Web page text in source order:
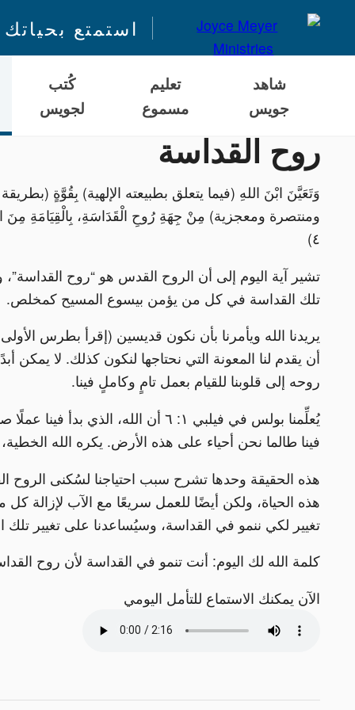
استمتع
شاهد
جويس
تعليم
مسموع
كُتب
لجويس
روح القداسة
وَتَعَيَّنَ ابْنَ اللهِ (فيما يتعلق بطبيعته الإلهية) بِقُوَّةٍ
٤)
تشير آية اليوم إلى أن الروح القدس هو “روح
تلك القداسة في كل من يؤمن بيسوع المسيح كمخلص.
أن يقدم لنا المعونة التي نحتاجها لنكون كذلك. لا
روحه إلى قلوبنا للقيام بعمل تامٍ وكاملٍ فينا.
يُعلِّمنا بولس في فيلبي ١: ٦ أن
فينا طالما نحن أحياء على هذه الأرض. يكره الله
هذه الحقيقة وحدها تشرح سبب احتياجنا لسُكنى الروح
هذه الحياة، ولكن أيضًا للعمل سريعًا مع الآب لإزالة كل
تغيير لكي ننمو في القداسة، وسيُساعدنا على تغيير تلك
كلمة الله لك اليوم: أنت تنمو في القداسة لأن روح
الآن يمكنك الاستماع للتأمل اليومي